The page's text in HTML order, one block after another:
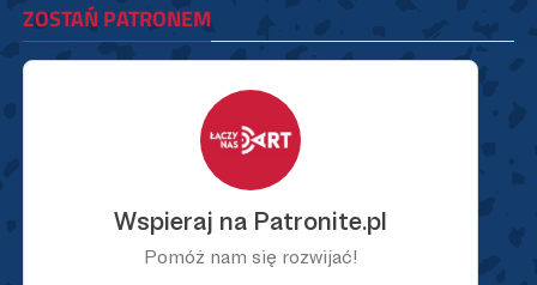
ZOSTAŃ PATRONEM